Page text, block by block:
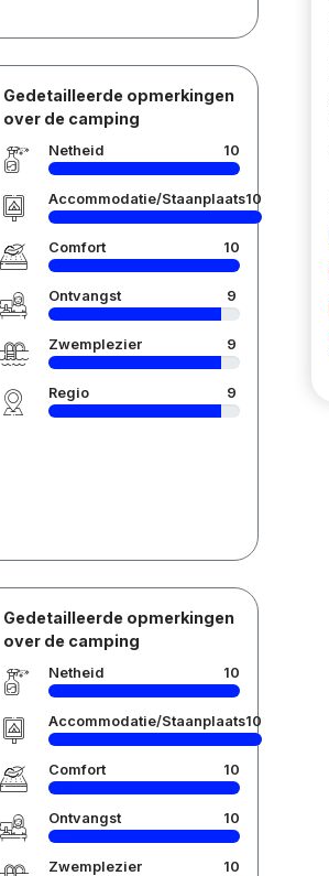
Gedetailleerde opmerkingen
over de camping
Netheid 10
Accommodatie/Staanplaats10
Comfort 10
Ontvangst 9
Zwemplezier 9
Regio 9
Gedetailleerde opmerkingen
over de camping
Netheid 10
Accommodatie/Staanplaats10
Comfort 10
Ontvangst 10
Zwemplezier 10